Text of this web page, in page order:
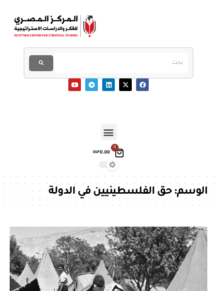
0
EGP0.00
الوسم:حق الفلسطينيين في الدولة